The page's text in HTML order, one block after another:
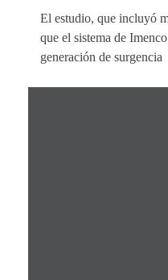
El estudio, que incluyó
que el sistema de
generación de surgencia